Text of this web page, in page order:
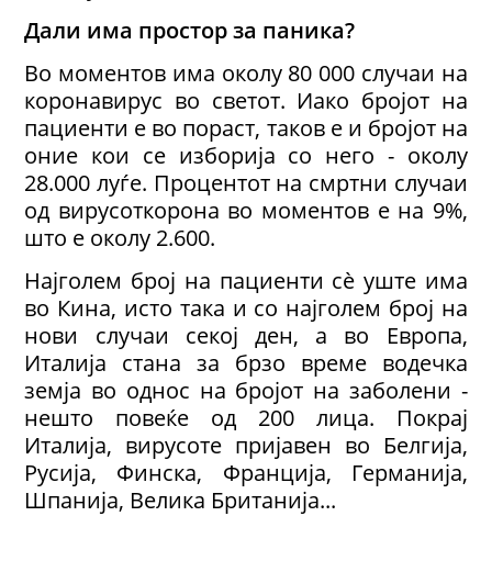
Дали има простор за паника?
Во моментов има околу 80 000 случаи на
коронавирус во светот. Иако бројот на
пациенти е во пораст, таков е и бројот на
оние кои се изборија со него - околу
28.000 луѓе. Процентот на смртни случаи
од вирусоткорона во моментов е на 9%,
што е околу 2.600.
Најголем број на пациенти сè уште има
во Кина, исто така и со најголем број на
нови случаи секој ден, а во Европа,
Италија стана за брзо време водечка
земја во однос на бројот на заболени -
нешто повеќе од 200 лица. Покрај
Италија, вирусоте пријавен во Белгија,
Русија, Финска, Франција, Германија,
Шпанија, Велика Британија...